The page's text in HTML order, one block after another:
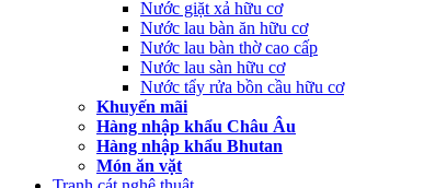
Nước giặt xả hữu cơ
Nước lau bàn ăn hữu cơ
Nước lau bàn thờ cao cấp
Nước lau sàn hữu cơ
Nước tẩy rửa bồn cầu hữu cơ
Khuyến mãi
Hàng nhập khẩu Châu Âu
Hàng nhập khẩu Bhutan
Món ăn vặt